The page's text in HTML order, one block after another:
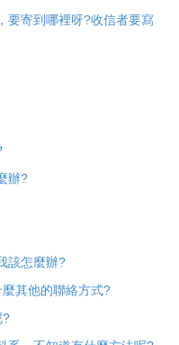
要寄到哪裡呀?收信者要寫
辦?
該怎麼辦?
其他的聯絡方式?
?